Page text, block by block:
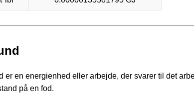
er en energienhed eller arbejde, der svarer til det
på en fod.